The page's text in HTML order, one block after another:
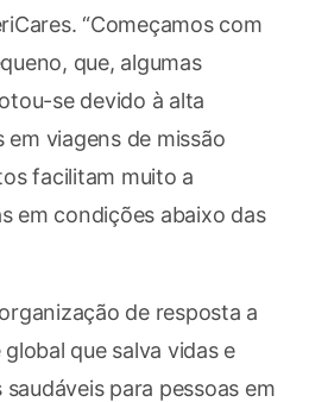
“Começamos com
que, algumas
se devido à alta
viagens de missão
facilitam muito a
em condições abaixo das
de resposta a
que salva vidas e
para pessoas em